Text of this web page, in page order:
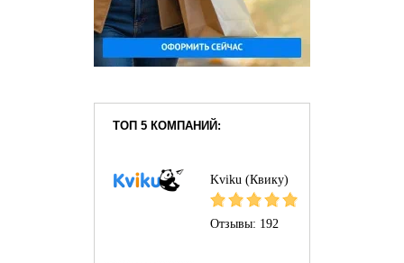
ТОП 5 КОМПАНИЙ:
Kviku (Квику)
Отзывы: 192